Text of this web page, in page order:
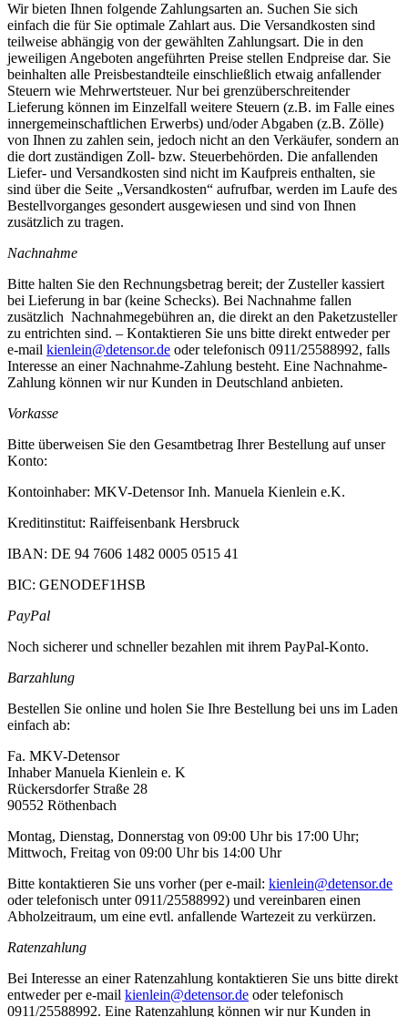
Wir bieten Ihnen folgende Zahlungsarten an. Suchen Sie sich
einfach die für Sie optimale Zahlart aus. Die Versandkosten sind
teilweise abhängig von der gewählten Zahlungsart. Die in den
jeweiligen Angeboten angeführten Preise stellen Endpreise dar. Sie
beinhalten alle Preisbestandteile einschließlich etwaig anfallender
Steuern wie Mehrwertsteuer. Nur bei grenzüberschreitender
Lieferung können im Einzelfall weitere Steuern (z.B. im Falle eines
innergemeinschaftlichen Erwerbs) und/oder Abgaben (z.B. Zölle)
von Ihnen zu zahlen sein, jedoch nicht an den Verkäufer, sondern an
die dort zuständigen Zoll- bzw. Steuerbehörden. Die anfallenden
Liefer- und Versandkosten sind nicht im Kaufpreis enthalten, sie
sind über die Seite „Versandkosten“ aufrufbar, werden im Laufe des
Bestellvorganges gesondert ausgewiesen und sind von Ihnen
zusätzlich zu tragen.
Nachnahme
Bitte halten Sie den Rechnungsbetrag bereit; der Zusteller kassiert
bei Lieferung in bar (keine Schecks). Bei Nachnahme fallen
zusätzlich Nachnahmegebühren an, die direkt an den Paketzusteller
zu entrichten sind. – Kontaktieren Sie uns bitte direkt entweder per
e-mail kienlein@detensor.de oder telefonisch 0911/25588992, falls
Interesse an einer Nachnahme-Zahlung besteht. Eine Nachnahme-
Zahlung können wir nur Kunden in Deutschland anbieten.
Vorkasse
Bitte überweisen Sie den Gesamtbetrag Ihrer Bestellung auf unser
Konto:
Kontoinhaber: MKV-Detensor Inh. Manuela Kienlein e.K.
Kreditinstitut: Raiffeisenbank Hersbruck
IBAN: DE 94 7606 1482 0005 0515 41
BIC: GENODEF1HSB
PayPal
Noch sicherer und schneller bezahlen mit ihrem PayPal-Konto.
Barzahlung
Bestellen Sie online und holen Sie Ihre Bestellung bei uns im Laden
einfach ab:
Fa. MKV-Detensor
Inhaber Manuela Kienlein e. K
Rückersdorfer Straße 28
90552 Röthenbach
Montag, Dienstag, Donnerstag von 09:00 Uhr bis 17:00 Uhr;
Mittwoch, Freitag von 09:00 Uhr bis 14:00 Uhr
Bitte kontaktieren Sie uns vorher (per e-mail: kienlein@detensor.de
oder telefonisch unter 0911/25588992) und vereinbaren einen
Abholzeitraum, um eine evtl. anfallende Wartezeit zu verkürzen.
Ratenzahlung
Bei Interesse an einer Ratenzahlung kontaktieren Sie uns bitte direkt
entweder per e-mail kienlein@detensor.de oder telefonisch
0911/25588992. Eine Ratenzahlung können wir nur Kunden in